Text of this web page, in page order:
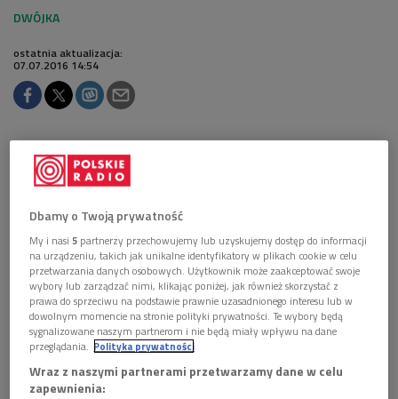
ostatnia aktualizacja:
07.07.2016 14:54
Obserwuj nas na
Google News
zaprezentował stare, niewznawiane nagrania
wenezuelskich eksperymentatorów.
AUDIO 1 plik
 119'57
Psychodeliczne lata 70. w Wenezueli (Letnia
noc/Dwójka)
Dbamy o Twoją prywatność
My i nasi5 partnerzy przechowujemy lub uzyskujemy dostęp do informacji
na urządzeniu, takich jak unikalne identyfikatory w plikach cookie w celu
przetwarzania danych osobowych. Użytkownik może zaakceptować swoje
wybory lub zarządzać nimi, klikając poniżej, jak również skorzystać z
prawa do sprzeciwu na podstawie prawnie uzasadnionego interesu lub w
dowolnym momencie na stronie polityki prywatności. Te wybory będą
sygnalizowane naszym partnerom i nie będą miały wpływu na dane
przeglądania. Polityka prywatności
Wraz z naszymi partnerami przetwarzamy dane w celu
zapewnienia: